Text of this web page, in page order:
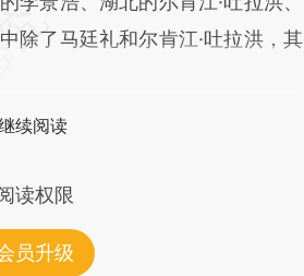
除了马廷礼和尔肯江·吐拉洪，其
续阅读
读权限
员升级